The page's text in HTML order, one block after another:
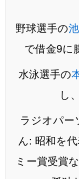
野球選手の
で借金9に
水泳選手の
し
ラジオパー
ん: 昭和を
ミー賞受賞